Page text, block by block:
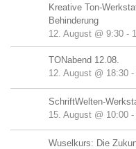
Kreative Ton-
Behinderung
12. August @ 9:30 -
TONabend 12.08.
12. August @ 18:30 -
SchriftWelten-
15. August @ 10:00 -
Wuselkurs: Die